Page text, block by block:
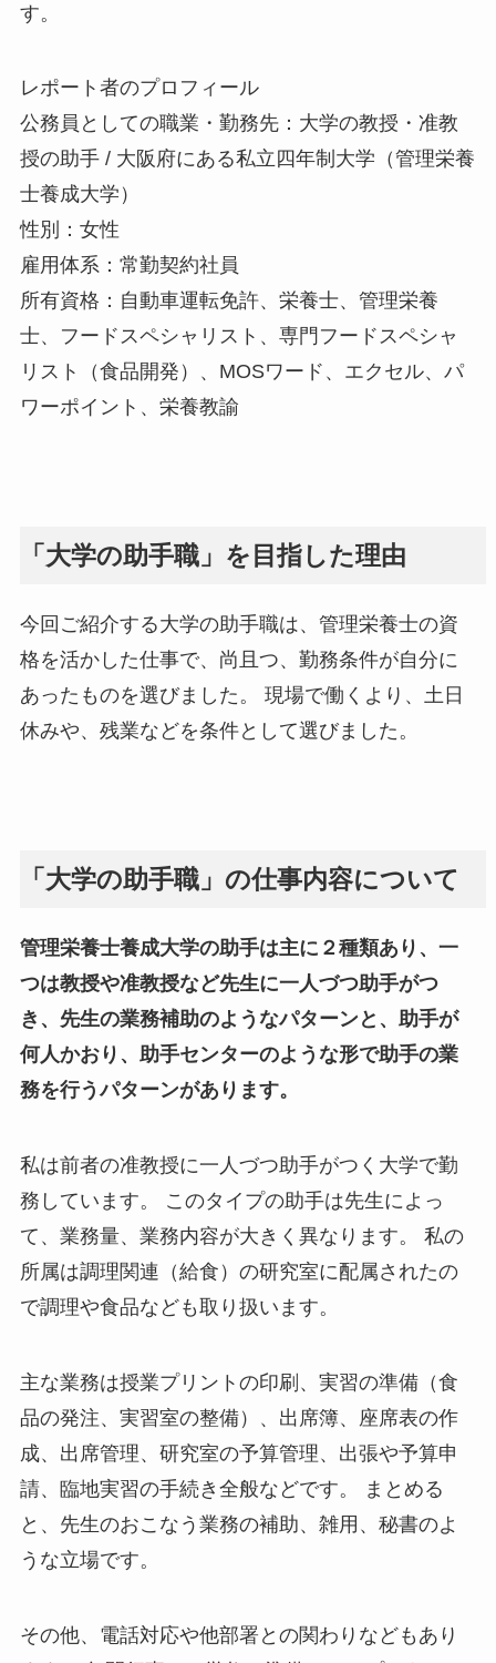
す。
レポート者のプロフィール
公務員としての職業・勤務先：大学の教授・准教
授の助手 / 大阪府にある私立四年制大学（管理栄養
士養成大学）
性別：女性
雇用体系：常勤契約社員
所有資格：自動車運転免許、栄養士、管理栄養
士、フードスペシャリスト、専門フードスペシャ
リスト（食品開発）、MOSワード、エクセル、パ
ワーポイント、栄養教諭
「大学の助手職」を目指した理由
今回ご紹介する大学の助手職は、管理栄養士の資
格を活かした仕事で、尚且つ、勤務条件が自分に
あったものを選びました。 現場で働くより、土日
休みや、残業などを条件として選びました。
「大学の助手職」の仕事内容について
管理栄養士養成大学の助手は主に２種類あり、一
つは教授や准教授など先生に一人づつ助手がつ
き、先生の業務補助のようなパターンと、助手が
何人かおり、助手センターのような形で助手の業
務を行うパターンがあります。
私は前者の准教授に一人づつ助手がつく大学で勤
務しています。 このタイプの助手は先生によっ
て、業務量、業務内容が大きく異なります。 私の
所属は調理関連（給食）の研究室に配属されたの
で調理や食品なども取り扱います。
主な業務は授業プリントの印刷、実習の準備（食
品の発注、実習室の整備）、出席簿、座席表の作
成、出席管理、研究室の予算管理、出張や予算申
請、臨地実習の手続き全般などです。 まとめる
と、先生のおこなう業務の補助、雑用、秘書のよ
うな立場です。
その他、電話対応や他部署との関わりなどもあり